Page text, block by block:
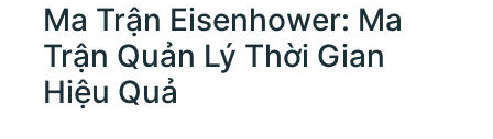
Ma Trận Eisenhower: Ma
Trận Quản Lý Thời Gian
Hiệu Quả